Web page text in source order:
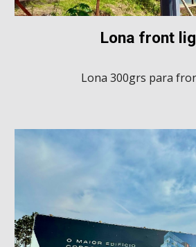
Lona front
Lona 300grs para